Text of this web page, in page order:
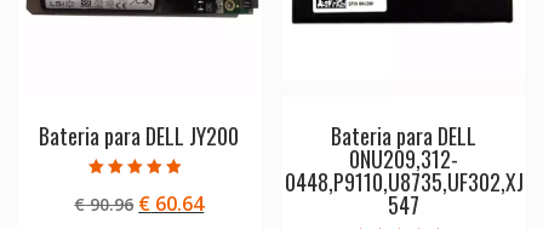
Bateria para DELL JY200
5.00
de 5
€90.96 O
€ 60.64O
Bateria para DELL
0NU209,312-
0448,P9110,U8735,UF302,XJ
547